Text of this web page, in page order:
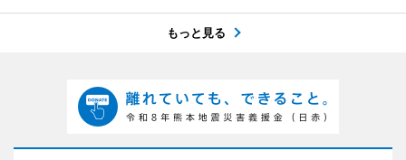
もっと見る